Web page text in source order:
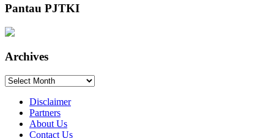
Pantau PJTKI
Archives
Archives
Disclaimer
Partners
About Us
Contact Us